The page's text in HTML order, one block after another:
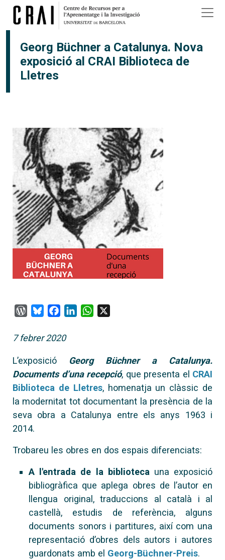
Vés al contingut
Georg Büchner a Catalunya. Nova
exposició al CRAI Biblioteca de
Lletres
WordPress
BlueskyFacebook
LinkedInWhatsApp
7 febrer 2020
L’exposició Georg Büchner a Catalunya.
Documents d’una recepció, que presenta el CRAI
Biblioteca de Lletres, homenatja un clàssic de
la modernitat tot documentant la presència de la
seva obra a Catalunya entre els anys 1963 i
2014.
Trobareu les obres en dos espais diferenciats:
A l'entrada de la biblioteca una exposició
bibliogràfica que aplega obres de l’autor en
llengua original, traduccions al català i al
castellà, estudis de referència, alguns
documents sonors i partitures, així com una
representació d’obres dels autors i autores
guardonats amb el Georg-Büchner-Preis.
×